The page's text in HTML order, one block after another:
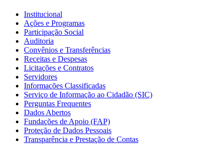
Institucional
Ações e Programas
Participação Social
Auditoria
Convênios e Transferências
Receitas e Despesas
Licitações e Contratos
Servidores
Informações Classificadas
Serviço de Informação ao Cidadão (SIC)
Perguntas Frequentes
Dados Abertos
Fundações de Apoio (FAP)
Proteção de Dados Pessoais
Transparência e Prestação de Contas